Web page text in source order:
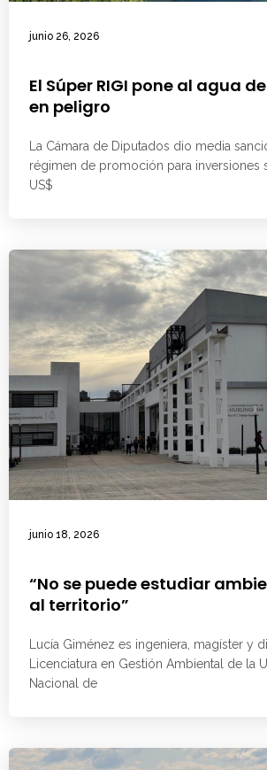
junio 26, 2026
El Súper RIGI pone al agua
en peligro
La Cámara de Diputados dio media
régimen de promoción para inversiones
US$
junio 18, 2026
“No se puede estudiar
al territorio”
Lucía Giménez es ingeniera, magíster y
Licenciatura en Gestión Ambiental de la
Nacional de